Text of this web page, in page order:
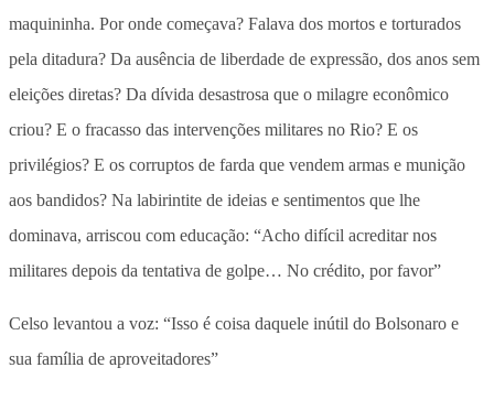
maquininha. Por onde começava? Falava dos mortos e torturados
pela ditadura? Da ausência de liberdade de expressão, dos anos sem
eleições diretas? Da dívida desastrosa que o milagre econômico
criou? E o fracasso das intervenções militares no Rio? E os
privilégios? E os corruptos de farda que vendem armas e munição
aos bandidos? Na labirintite de ideias e sentimentos que lhe
dominava, arriscou com educação: “Acho difícil acreditar nos
militares depois da tentativa de golpe… No crédito, por favor”
Celso levantou a voz: “Isso é coisa daquele inútil do Bolsonaro e
sua família de aproveitadores”